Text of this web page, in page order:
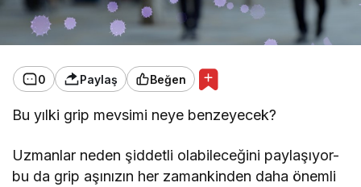
0 Paylaş Beğen
Bu yılki grip mevsimi neye benzeyecek?
Uzmanlar neden şiddetli olabileceğini paylaşıyor-
bu da grip aşınızın her zamankinden daha önemli